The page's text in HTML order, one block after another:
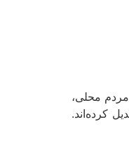
مردم محلی،
کرده‌اند.